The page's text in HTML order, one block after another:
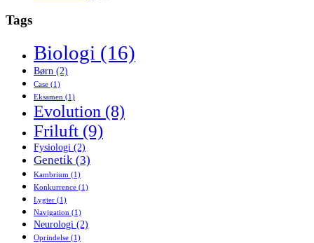
Tags
Biologi (16)
Børn (2)
Case (1)
Eksamen (1)
Evolution (8)
Friluft (9)
Fysiologi (2)
Genetik (3)
Kambrium (1)
Konkurrence (1)
Lygter (1)
Navigation (1)
Neurologi (2)
Oprindelse (1)